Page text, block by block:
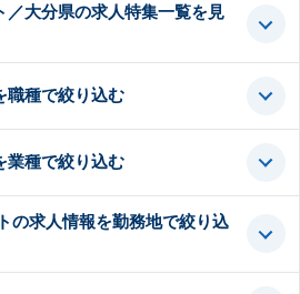
／大分県の求人特集一覧を見
職種で絞り込む
業種で絞り込む
の求人情報を勤務地で絞り込